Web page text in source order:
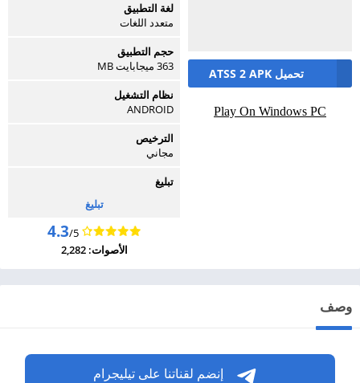
تحميل ATSS 2 APK
Play On Windows PC
لغة التطبيق
متعدد اللغات
حجم التطبيق
363 ميجابايت MB
نظام التشغيل
ANDROID
الترخيص
مجاني
تبليغ
تبليغ
4.3/5
الأصوات: 2,282
وصف
إنضم لقناتنا على تيليجرام